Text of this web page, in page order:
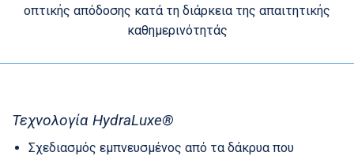
οπτικής απόδοσης κατά τη διάρκεια της απαιτητικής
καθημερινότητάς
Τεχνολογία HydraLuxe®
Σχεδιασμός εμπνευσμένος από τα δάκρυα που